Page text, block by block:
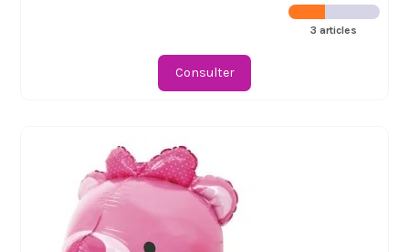
3 articles
Consulter